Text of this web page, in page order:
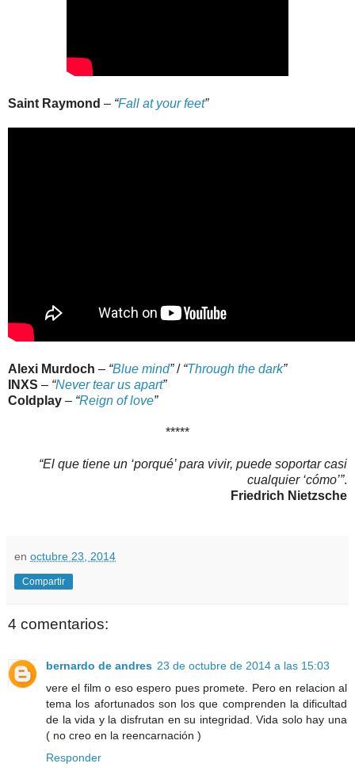
Saint Raymond – “Fall at your feet”
Alexi Murdoch – “Blue mind”/ “Through the dark”
INXS – “Never tear us apart”
Coldplay – “Reign of love”
*****
“El que tiene un ‘porqué’ para vivir, puede soportar casi
cualquier ‘cómo’”.
Friedrich Nietzsche
en octubre 23, 2014
Compartir
4 comentarios:
bernardo de andres 23 de octubre de 2014 a las 15:03
vere el film o eso espero pues promete. Pero en relacion al
tema los afortunados son los que comprenden la dificultad
de la vida y la disfrutan en su integridad. Vida solo hay una
( no creo en la reencarnación )
Responder